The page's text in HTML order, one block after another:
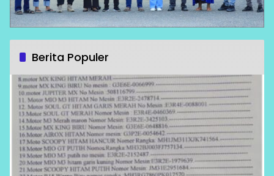
Berita Populer